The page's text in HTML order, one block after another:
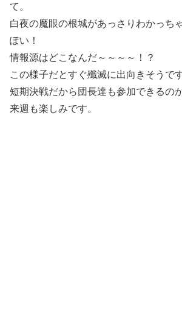
て。
白夜の魔眼の根城があっさりわかっち
ぽい！
情報源はどこなんだ～～～～！？
この様子だとすぐ殲滅に出向きそうです
短期決戦だから団長達も参加できるのか
来週も楽しみです。